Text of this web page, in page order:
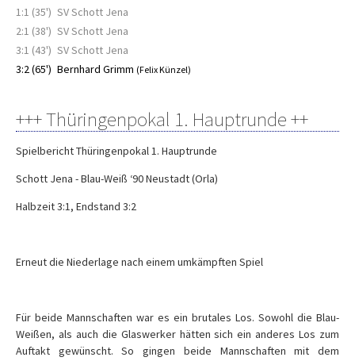
1:1 (35') SV Schott Jena
2:1 (38') SV Schott Jena
3:1 (43') SV Schott Jena
3:2 (65') Bernhard Grimm (Felix Künzel)
+++ Thüringenpokal 1. Hauptrunde ++
Spielbericht Thüringenpokal 1. Hauptrunde
Schott Jena - Blau-Weiß ‘90 Neustadt (Orla)
Halbzeit 3:1, Endstand 3:2
Erneut die Niederlage nach einem umkämpften Spiel
Für beide Mannschaften war es ein brutales Los. Sowohl die Blau-
Weißen, als auch die Glaswerker hätten sich ein anderes Los zum
Auftakt gewünscht. So gingen beide Mannschaften mit dem